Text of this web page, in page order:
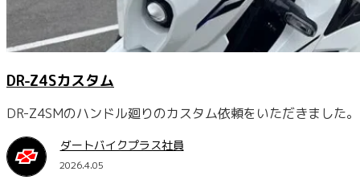
DR-Z4Sカスタム
DR-Z4SMのハンドル廻りのカスタム依頼をいただきまし
ダートバイクプラス社員
2026.4.05